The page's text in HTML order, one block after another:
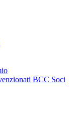
BCC Soci